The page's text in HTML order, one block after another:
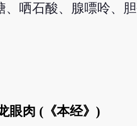
哂石酸、腺嘌呤、
眼肉 (《本经》)